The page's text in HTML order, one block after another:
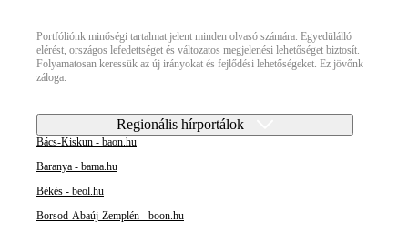
Portfóliónk minőségi tartalmat jelent minden olvasó számára. Egyedülálló
elérést, országos lefedettséget és változatos megjelenési lehetőséget biztosít.
Folyamatosan keressük az új irányokat és fejlődési lehetőségeket. Ez jövőnk
záloga.
Regionális hírportálok
Bács-Kiskun - baon.hu
Baranya - bama.hu
Békés - beol.hu
Borsod-Abaúj-Zemplén - boon.hu